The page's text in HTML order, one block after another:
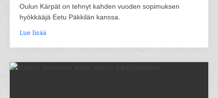
Oulun Kärpät on tehnyt kahden vuoden sopimuksen
hyökkääjä Eetu Päkkilän kanssa.
Lue lisää